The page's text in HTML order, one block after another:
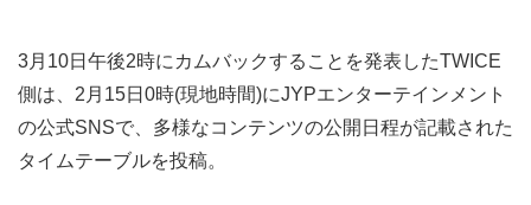
3月10日午後2時にカムバックすることを発表したTWICE
側は、2月15日0時(現地時間)にJYPエンターテインメント
の公式SNSで、多様なコンテンツの公開日程が記載された
タイムテーブルを投稿。